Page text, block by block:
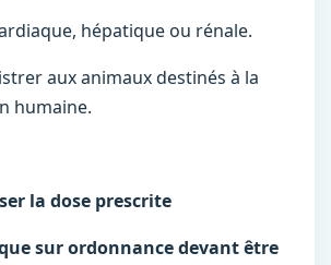
hépatique ou rénale.
aux animaux destinés à la
humaine.
la dose prescrite
sur ordonnance devant être